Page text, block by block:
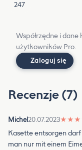
247
Współrzędne i
użytkowników Pro.
Zaloguj się
Recenzje (7)
Michel20.07.2023★ ★ ★
Kasette entsorgen
man nur mit einem